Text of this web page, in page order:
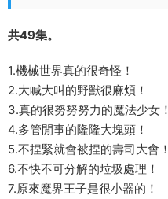
共49集。
1.機械世界真的很奇怪！
2.大喊大叫的野獸很麻煩！
3.真的很努努努力的魔法少女！
4.多管閒事的隆隆大塊頭！
5.不捏緊就會被捏的壽司大會！
6.不快不可分解的垃圾處理！
7.原來魔界王子是很小器的！